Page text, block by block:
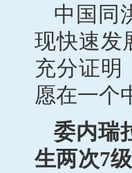
中国同
现快速发
充分证明
愿在一个
委内瑞
生两次7